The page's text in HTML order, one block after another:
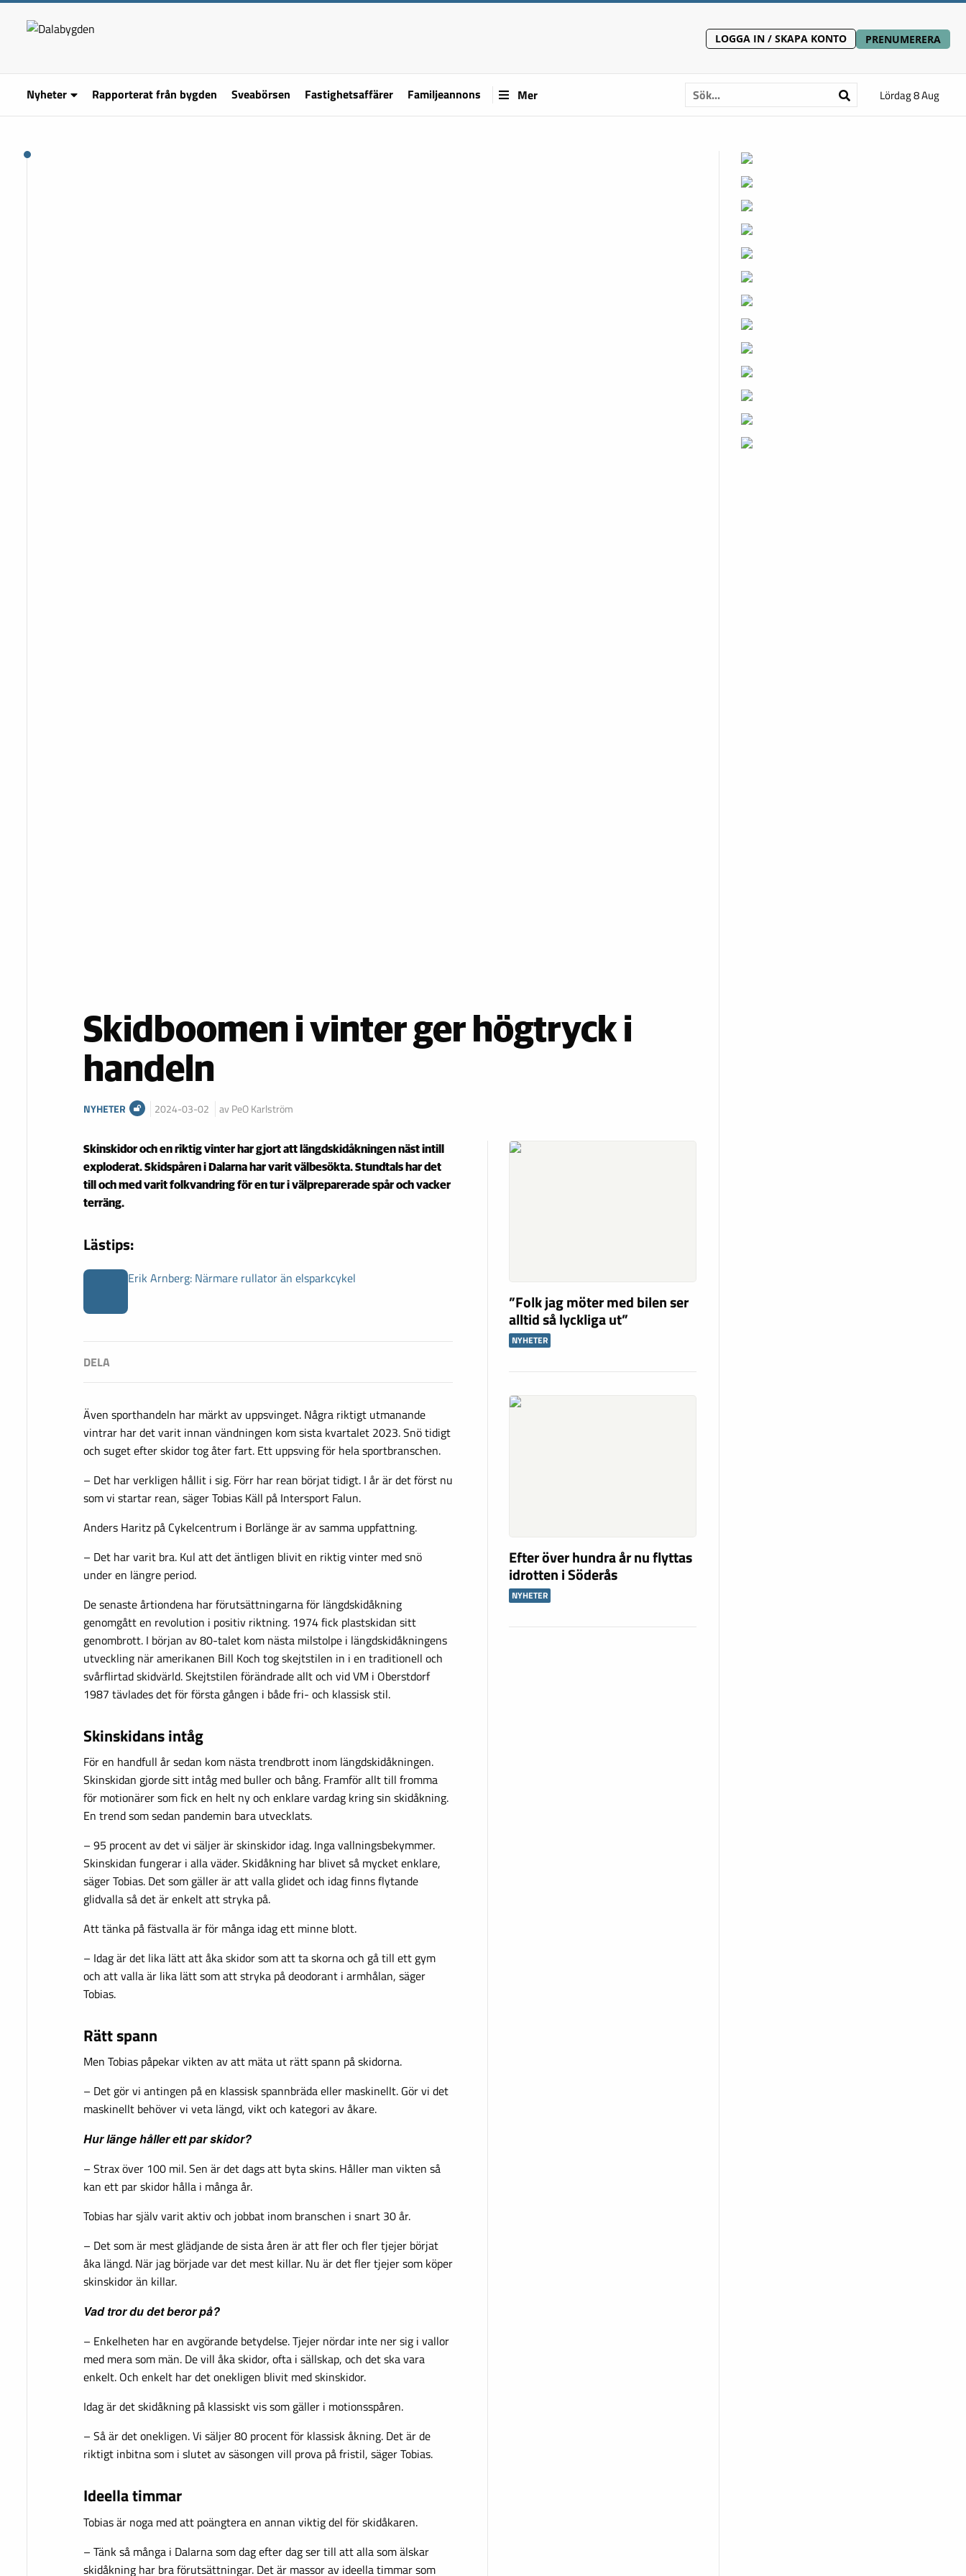
LOGGA IN / SKAPA KONTO PRENUMERERA
Nyheter Rapporterat från bygden Sveabörsen Fastighetsaffärer Familjeannons Mer Lördag 8 Aug
Skidboomen i vinter ger högtryck i
handeln
NYHETER 2024-03-02 av PeO Karlström
Skinskidor och en riktig vinter har gjort att längdskidåkningen näst intill
exploderat. Skidspåren i Dalarna har varit välbesökta. Stundtals har det
till och med varit folkvandring för en tur i välpreparerade spår och vacker
terräng.
Lästips:
Erik Arnberg: Närmare rullator än elsparkcykel
Även sporthandeln har märkt av uppsvinget. Några riktigt utmanande
vintrar har det varit innan vändningen kom sista kvartalet 2023. Snö tidigt
och suget efter skidor tog åter fart. Ett uppsving för hela sportbranschen.
– Det har verkligen hållit i sig. Förr har rean börjat tidigt. I år är det först nu
som vi startar rean, säger Tobias Käll på Intersport Falun.
Anders Haritz på Cykelcentrum i Borlänge är av samma uppfattning.
– Det har varit bra. Kul att det äntligen blivit en riktig vinter med snö
under en längre period.
De senaste årtiondena har förutsättningarna för längdskidåkning
genomgått en revolution i positiv riktning. 1974 fick plastskidan sitt
genombrott. I början av 80-talet kom nästa milstolpe i längdskidåkningens
utveckling när amerikanen Bill Koch tog skejtstilen in i en traditionell och
svårflirtad skidvärld. Skejtstilen förändrade allt och vid VM i Oberstdorf
1987 tävlades det för första gången i både fri- och klassisk stil.
Skinskidans intåg
För en handfull år sedan kom nästa trendbrott inom längdskidåkningen.
Skinskidan gjorde sitt intåg med buller och bång. Framför allt till fromma
för motionärer som fick en helt ny och enklare vardag kring sin skidåkning.
En trend som sedan pandemin bara utvecklats.
– 95 procent av det vi säljer är skinskidor idag. Inga vallningsbekymmer.
Skinskidan fungerar i alla väder. Skidåkning har blivet så mycket enklare,
säger Tobias. Det som gäller är att valla glidet och idag finns flytande
glidvalla så det är enkelt att stryka på.
Att tänka på fästvalla är för många idag ett minne blott.
– Idag är det lika lätt att åka skidor som att ta skorna och gå till ett gym
och att valla är lika lätt som att stryka på deodorant i armhålan, säger
Tobias.
Rätt spann
Men Tobias påpekar vikten av att mäta ut rätt spann på skidorna.
– Det gör vi antingen på en klassisk spannbräda eller maskinellt. Gör vi det
maskinellt behöver vi veta längd, vikt och kategori av åkare.
Hur länge håller ett par skidor?
– Strax över 100 mil. Sen är det dags att byta skins. Håller man vikten så
kan ett par skidor hålla i många år.
Tobias har själv varit aktiv och jobbat inom branschen i snart 30 år.
– Det som är mest glädjande de sista åren är att fler och fler tjejer börjat
åka längd. När jag började var det mest killar. Nu är det fler tjejer som köper
skinskidor än killar.
Vad tror du det beror på?
– Enkelheten har en avgörande betydelse. Tjejer nördar inte ner sig i vallor
med mera som män. De vill åka skidor, ofta i sällskap, och det ska vara
enkelt. Och enkelt har det onekligen blivit med skinskidor.
Idag är det skidåkning på klassiskt vis som gäller i motionsspåren.
– Så är det onekligen. Vi säljer 80 procent för klassisk åkning. Det är de
riktigt inbitna som i slutet av säsongen vill prova på fristil, säger Tobias.
Ideella timmar
Tobias är noga med att poängtera en annan viktig del för skidåkaren.
– Tänk så många i Dalarna som dag efter dag ser till att alla som älskar
skidåkning har bra förutsättningar. Det är massor av ideella timmar som
”Folk jag möter med bilen ser
alltid så lyckliga ut”
NYHETER
Efter över hundra år nu flyttas
idrotten i Söderås
NYHETER